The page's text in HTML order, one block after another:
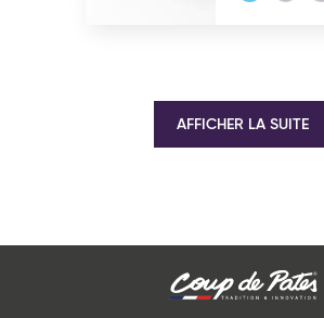
AFFICHER LA SUITE